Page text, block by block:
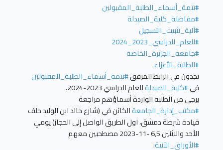
#تتمة_أسماء_الطلبة_المقبولين
#مفاضلة_كلية_الصيدلة
#آلية_تثبيت_التسجيل
#العام_الدراسي_2023_2024
#جامعة_الجزيرة_الخاصة
#الطلبة_الأعزاء
تجدون في الرابط المرفق#تتمة_أسماء_الطلبة_المقبولين
في#كلية_الصيدلةللعام الدراسي 2023-2024.
يرجى من الطلبة الواردة أسماؤهم مراجعة
#مكتب_إدارة_الجامعةالكائن في (شارع خالد ابن الوليد خلف
قيادة شرطة دمشق، اول الطريق الواصل إلى الحجاز) يومي
الأحد والاثنين 6,5 -11-2023 مصطحبين معهم
#الأوراق_الآتية: